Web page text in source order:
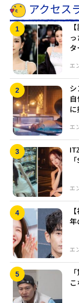
アクセス
エ
エ
に
エ
エ
年